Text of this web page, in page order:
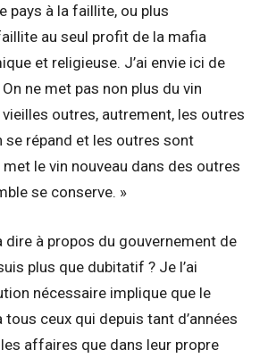
pays à la faillite, ou plus
au seul profit de la mafia
et religieuse. J’ai envie ici de
On ne met pas non plus du vin
outres, autrement, les outres
se répand et les outres sont
le vin nouveau dans des outres
se conserve. »
dire à propos du gouvernement de
plus que dubitatif ? Je l’ai
nécessaire implique que le
ceux qui depuis tant d’années
affaires que dans leur propre